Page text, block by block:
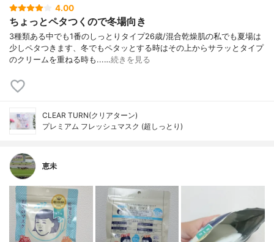
4.00
ちょっとペタつくので冬場向き
3種類ある中でも1番のしっとりタイプ26歳/混合乾燥肌の私でも夏場は
少しペタつきます、冬でもペタッとする時はその上からサラッとタイプ
のクリームを重ねる時も...…続きを見る
CLEAR TURN(クリアターン)
プレミアム フレッシュマスク (超しっとり)
恵未